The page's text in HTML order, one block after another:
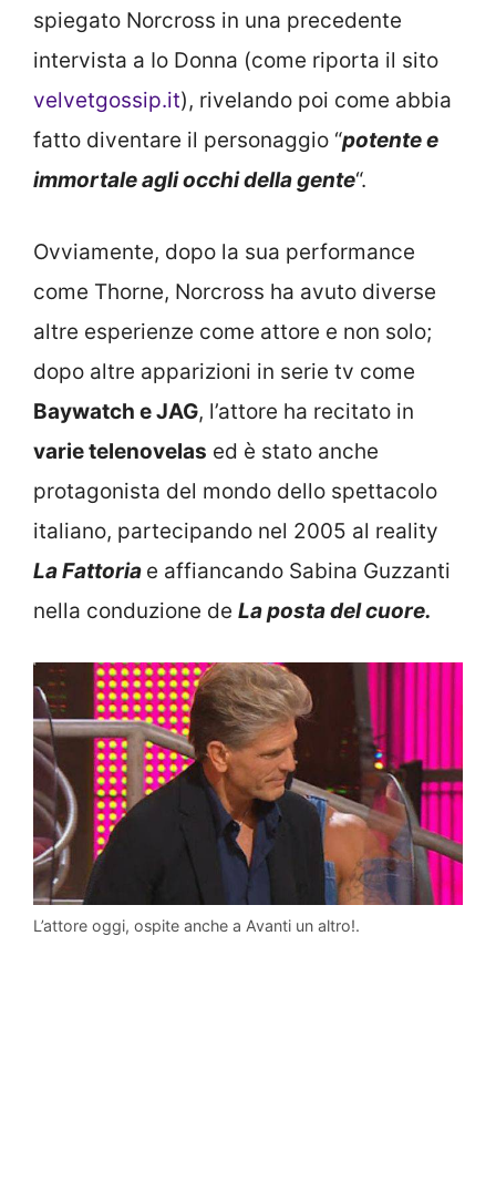
spiegato Norcross in una precedente
intervista a Io Donna (come riporta il sito
velvetgossip.it), rivelando poi come abbia
fatto diventare il personaggio “potente e
immortale agli occhi della gente“.
Ovviamente, dopo la sua performance
come Thorne, Norcross ha avuto diverse
altre esperienze come attore e non solo;
dopo altre apparizioni in serie tv come
Baywatch e JAG, l’attore ha recitato in
varie telenovelas ed è stato anche
protagonista del mondo dello spettacolo
italiano, partecipando nel 2005 al reality
La Fattoria e affiancando Sabina Guzzanti
nella conduzione de La posta del cuore.
L’attore oggi, ospite anche a Avanti un altro!.